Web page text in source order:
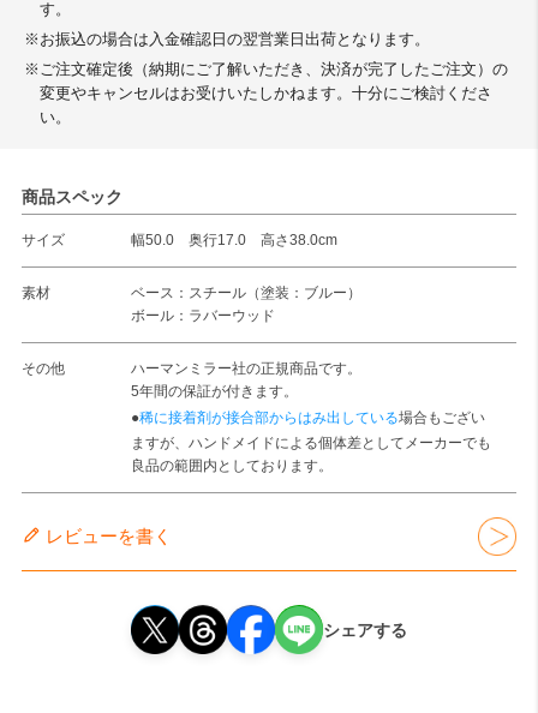
す。
※お振込の場合は入金確認日の翌営業日出荷となります。
※ご注文確定後（納期にご了解いただき、決済が完了したご注文）の
変更やキャンセルはお受けいたしかねます。十分にご検討くださ
い。
商品スペック
サイズ 幅50.0 奥行17.0 高さ38.0cm
素材
ベース：スチール（塗装：ブルー）
ボール：ラバーウッド
その他
ハーマンミラー社の正規商品です。
5年間の保証が付きます。
●稀に接着剤が接合部からはみ出している場合もござい
ますが、ハンドメイドによる個体差としてメーカーでも
良品の範囲内としております。
レビューを書く
シェアする